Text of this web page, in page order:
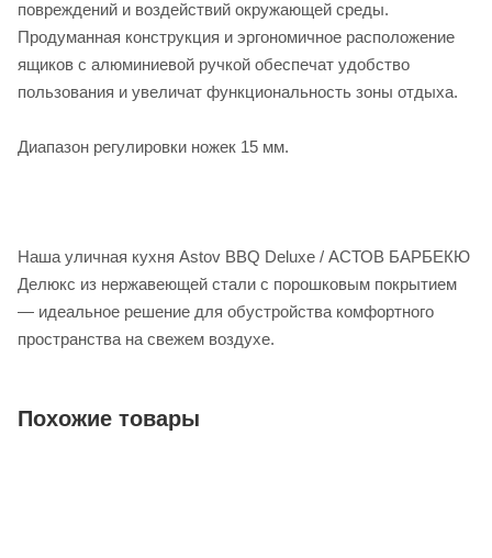
повреждений и воздействий окружающей среды.
Продуманная конструкция и эргономичное расположение
ящиков с алюминиевой ручкой обеспечат удобство
пользования и увеличат функциональность зоны отдыха.
Диапазон регулировки ножек 15 мм.
Наша уличная кухня Astov BBQ Deluxe / АСТОВ БАРБЕКЮ
Делюкс из нержавеющей стали с порошковым покрытием
— идеальное решение для обустройства комфортного
пространства на свежем воздухе.
Похожие товары